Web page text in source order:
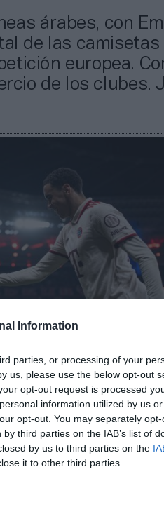
Information
parties, or processing of your
us, please use the below opt-out
opt-out request is processed
information utilized by us
opt-out. You may separately
third parties on the IAB’s list of
by us to third parties on the
it to other third parties.
árabes, con
de las camisetas
europea.
de los clubes.
de 2025
Me gusta
la tendencia del
año consecutivo, y sólo